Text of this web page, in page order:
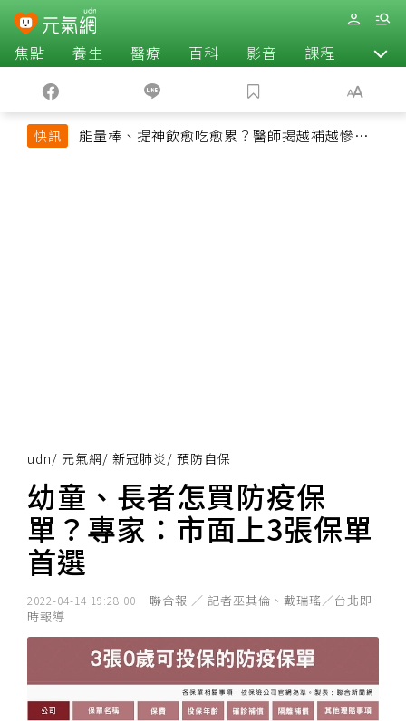
焦點 養生 醫療 百科 影音 課程 退休
快訊
能量棒、提神飲愈吃愈累？醫師揭越補越慘真
udn/ 元氣網/ 新冠肺炎 / 預防自保
幼童、長者怎買防疫保
單？專家：市面上3張保單
首選
2022-04-14 19:28:00
聯合報 ／ 記者巫其倫、戴瑞瑤／台北即
時報導